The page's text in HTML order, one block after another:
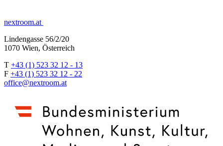
nextroom.at
Lindengasse 56/2/20
1070 Wien, Österreich
T +43 (1) 523 32 12 - 13
F +43 (1) 523 32 12 - 22
office@nextroom.at